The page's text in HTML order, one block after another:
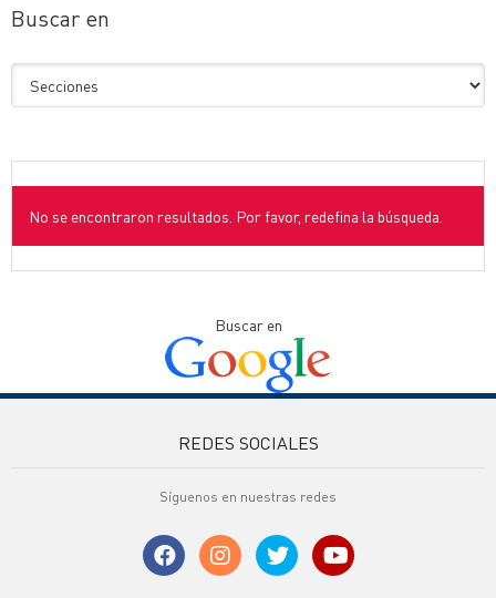
Buscar en
No se encontraron resultados. Por favor, redefina la búsqueda.
Buscar en
REDES SOCIALES
Síguenos en nuestras redes